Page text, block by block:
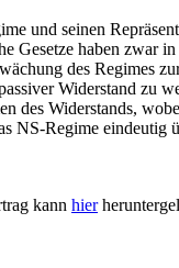
und seinen
Gesetze haben zwar
des Regimes
Widerstand zu
des Widerstands,
NS-Regime eindeutig
kann hier